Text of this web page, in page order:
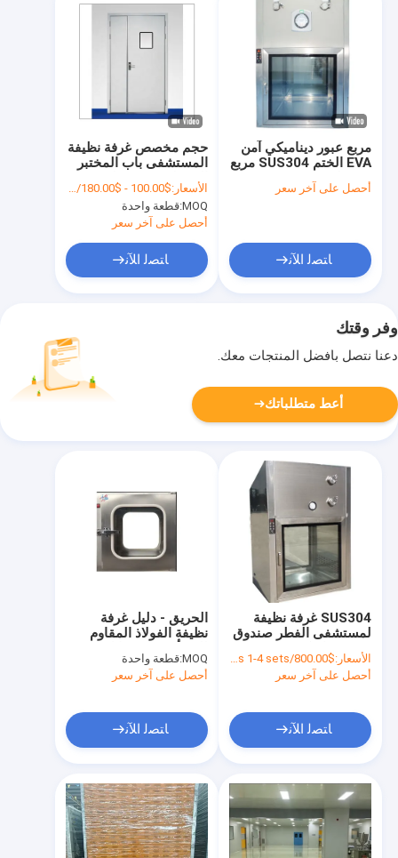
حجم مخصص غرفة نظيفة
المستشفى باب المختبر
الصيدلية غرفة نظيفة
الأسعار:$100.00 - $180.00/sets
MOQ: قطعة واحدة
أحصل على آخر سعر
ﺎﺘﺼﻟ ﺍﻶﻧ
مربع عبور ديناميكي آمن
EVA الختم SUS304 مربع
مرور لمختبر
الميكروبيولوجيا
أحصل على آخر سعر
ﺎﺘﺼﻟ ﺍﻶﻧ
وفر وقتك
دعنا نتصل بأفضل المنتجات معك.
أعط متطلباتك
الحريق - دليل غرفة
نظيفة الفولاذ المقاوم
النافذة للمستشفى
MOQ: قطعة واحدة
أحصل على آخر سعر
ﺎﺘﺼﻟ ﺍﻶﻧ
SUS304 غرفة نظيفة
لمستشفى الفطر صندوق
مرور ديناميكي غرفة
نظيفة لمختبر
الأسعار:$800.00/sets 1-4 sets
أحصل على آخر سعر
ﺎﺘﺼﻟ ﺍﻶﻧ